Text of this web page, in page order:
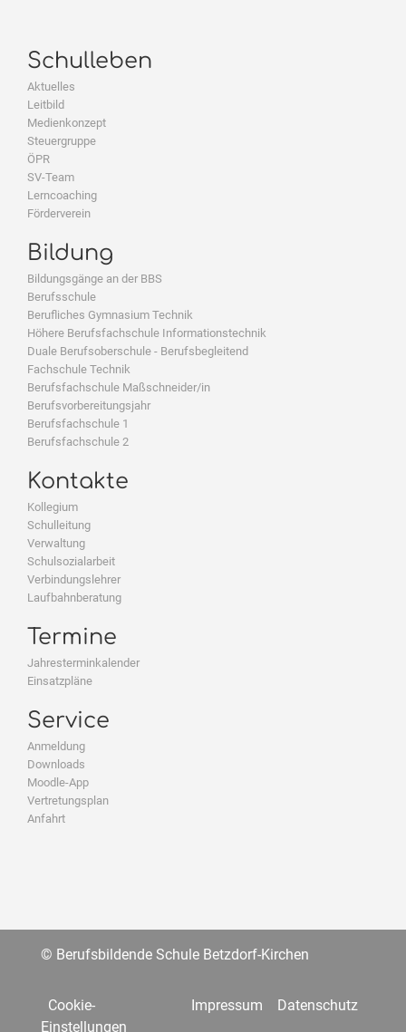
Schulleben
Aktuelles
Leitbild
Medienkonzept
Steuergruppe
ÖPR
SV-Team
Lerncoaching
Förderverein
Bildung
Bildungsgänge an der BBS
Berufsschule
Berufliches Gymnasium Technik
Höhere Berufsfachschule Informationstechnik
Duale Berufsoberschule - Berufsbegleitend
Fachschule Technik
Berufsfachschule Maßschneider/in
Berufsvorbereitungsjahr
Berufsfachschule 1
Berufsfachschule 2
Kontakte
Kollegium
Schulleitung
Verwaltung
Schulsozialarbeit
Verbindungslehrer
Laufbahnberatung
Termine
Jahresterminkalender
Einsatzpläne
Service
Anmeldung
Downloads
Moodle-App
Vertretungsplan
Anfahrt
© Berufsbildende Schule Betzdorf-Kirchen
Cookie-
Einstellungen
Impressum Datenschutz